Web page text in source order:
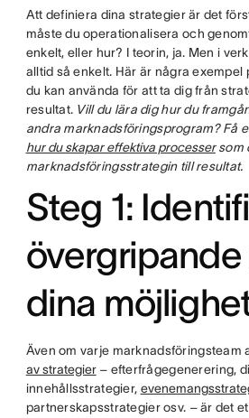
Att definiera dina strategier är det
måste du operationalisera och
enkelt, eller hur? I teorin, ja. Men i
alltid så enkelt. Här är några exempel
du kan använda för att ta dig från
resultat. Vill du lära dig hur du
andra marknadsföringsprogram? Få
hur du skapar effektiva processersom
marknadsföringsstrategin till resultat.
Steg 1:
dina
Även om varje marknadsföringsteam
av strategier– efterfrågegenerering,
innehållsstrategier,
partnerskapsstrategier osv. – är det